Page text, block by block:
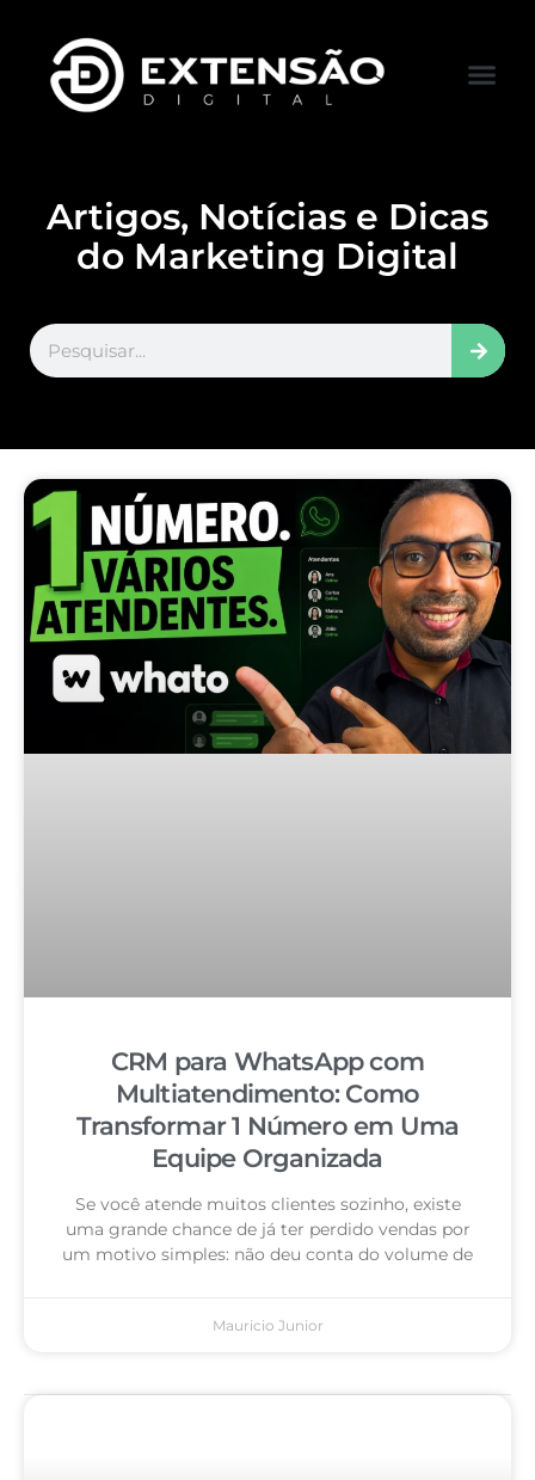
Artigos, Notícias e Dicas
do Marketing Digital
CRM para WhatsApp com
Multiatendimento: Como
Transformar 1 Número em Uma
Equipe Organizada
Se você atende muitos clientes sozinho, existe
uma grande chance de já ter perdido vendas por
um motivo simples: não deu conta do volume de
Mauricio Junior